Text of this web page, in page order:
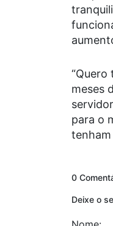
meses
para o
tenham
0
Deixe o